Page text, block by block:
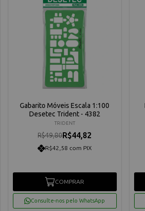
Gabarito Móveis Escala 1:100
Desetec Trident - 4382
TRIDENT
R$49,80R$44,82
R$42,58 com PIX
COMPRAR
Consulte-nos pelo WhatsApp